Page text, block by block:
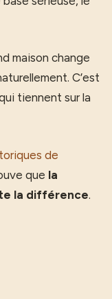
maison change
C’est
tiennent sur la
de
que la
la différence.